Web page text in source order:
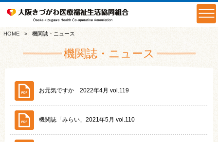
HOME 機関誌・ニュース
機関誌・ニュース
お元気ですか 2022年4月 vol.119
機関誌「みらい」2021年5月 vol.110